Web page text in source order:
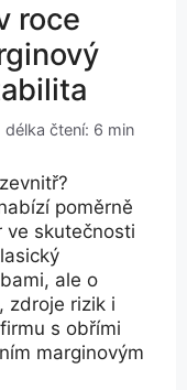
roce
délka čtení: 6 min
poměrně
ve skutečnosti
ale o
zdroje rizik i
s obřími
marginovým